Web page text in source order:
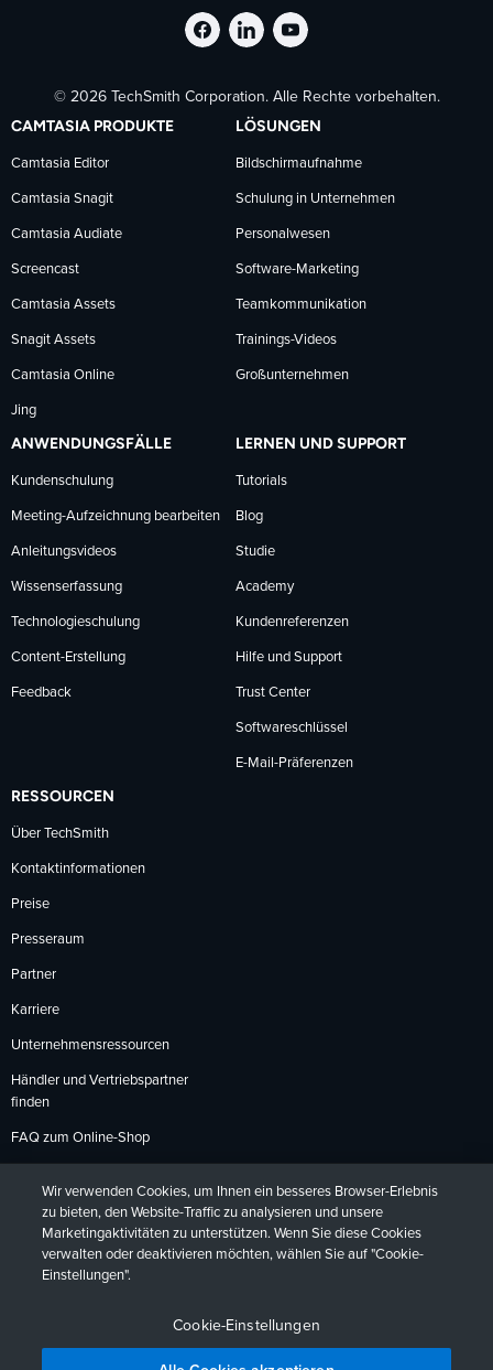
TechSmith
auf
Facebook
folgen
TechSmith
auf
LinkedIn
folgen
TechSmith
auf
YouTube
folgen
© 2026 TechSmith Corporation. Alle Rechte vorbehalten.
CAMTASIA PRODUKTE
Camtasia Editor
Camtasia Snagit
Camtasia Audiate
Screencast
Camtasia Assets
Snagit Assets
Camtasia Online
Jing
LÖSUNGEN
Bildschirmaufnahme
Schulung in Unternehmen
Personalwesen
Software-Marketing
Teamkommunikation
Trainings-Videos
Großunternehmen
ANWENDUNGSFÄLLE
Kundenschulung
Meeting-Aufzeichnung bearbeiten
Anleitungsvideos
Wissenserfassung
Technologieschulung
Content-Erstellung
Feedback
LERNEN UND SUPPORT
Tutorials
Blog
Studie
Academy
Kundenreferenzen
Hilfe und Support
Trust Center
Softwareschlüssel
E-Mail-Präferenzen
RESSOURCEN
Über TechSmith
Kontaktinformationen
Preise
Presseraum
Partner
Karriere
Unternehmensressourcen
Händler und Vertriebspartner
finden
FAQ zum Online-Shop
Rückgabebedingungen
DeutschFrançaisEspañol日本語
Wir verwenden Cookies, um Ihnen ein besseres Browser-Erlebnis
zu bieten, den Website-Traffic zu analysieren und unsere
Marketingaktivitäten zu unterstützen. Wenn Sie diese Cookies
verwalten oder deaktivieren möchten, wählen Sie auf "Cookie-
Einstellungen".
Cookie-Einstellungen